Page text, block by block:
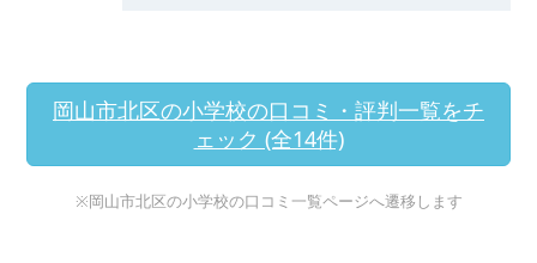
岡山市北区の小学校の口コミ・評判一覧をチ
ェック (全14件)
※岡山市北区の小学校の口コミ一覧ページへ遷移します